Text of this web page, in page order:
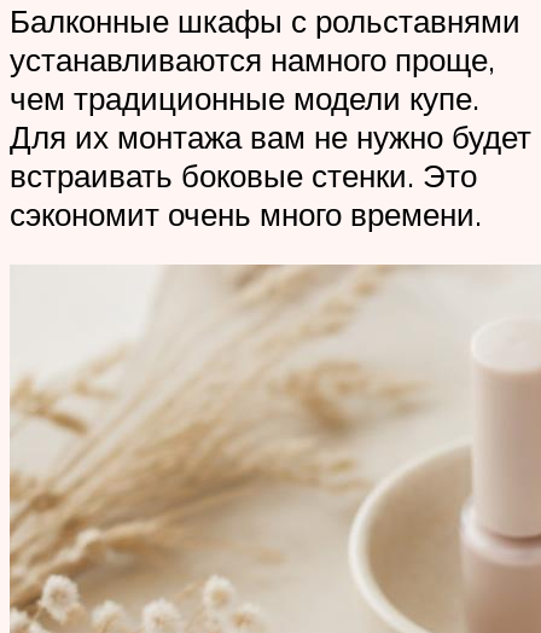
Балконные шкафы с рольставнями
устанавливаются намного проще,
чем традиционные модели купе.
Для их монтажа вам не нужно будет
встраивать боковые стенки. Это
сэкономит очень много времени.